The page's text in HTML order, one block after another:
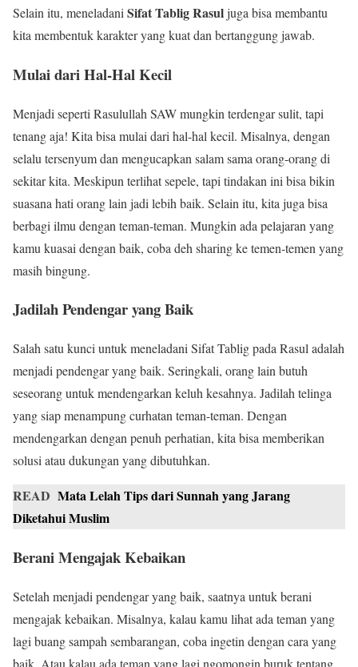
Selain itu, meneladaniSifat Tablig Rasuljuga bisa membantu
kita membentuk karakter yang kuat dan bertanggung jawab.
Mulai dari Hal-Hal Kecil
Menjadi seperti Rasulullah SAW mungkin terdengar sulit, tapi
tenang aja! Kita bisa mulai dari hal-hal kecil. Misalnya, dengan
selalu tersenyum dan mengucapkan salam sama orang-orang di
sekitar kita. Meskipun terlihat sepele, tapi tindakan ini bisa bikin
suasana hati orang lain jadi lebih baik. Selain itu, kita juga bisa
berbagi ilmu dengan teman-teman. Mungkin ada pelajaran yang
kamu kuasai dengan baik, coba deh sharing ke temen-temen yang
masih bingung.
Jadilah Pendengar yang Baik
Salah satu kunci untuk meneladani Sifat Tablig pada Rasul adalah
menjadi pendengar yang baik. Seringkali, orang lain butuh
seseorang untuk mendengarkan keluh kesahnya. Jadilah telinga
yang siap menampung curhatan teman-teman. Dengan
mendengarkan dengan penuh perhatian, kita bisa memberikan
solusi atau dukungan yang dibutuhkan.
READ Mata Lelah Tips dari Sunnah yang Jarang
Diketahui Muslim
Berani Mengajak Kebaikan
Setelah menjadi pendengar yang baik, saatnya untuk berani
mengajak kebaikan. Misalnya, kalau kamu lihat ada teman yang
lagi buang sampah sembarangan, coba ingetin dengan cara yang
baik. Atau kalau ada teman yang lagi ngomongin buruk tentang